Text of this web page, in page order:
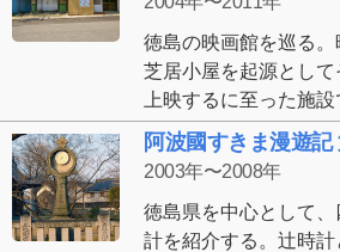
徳島の映画館を巡る。
芝居小屋を起源とし
上映するに至った施設
阿波國すきま漫遊記
2003年〜2008年
徳島県を中心として
計を紹介する。辻時